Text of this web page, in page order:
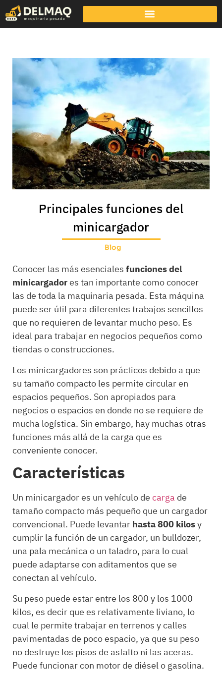
Principales funciones del
minicargador
Blog
Conocer las más esencialesfunciones del
minicargadores tan importante como conocer
las de toda la maquinaria pesada. Esta máquina
puede ser útil para diferentes trabajos sencillos
que no requieren de levantar mucho peso. Es
ideal para trabajar en negocios pequeños como
tiendas o construcciones.
Los minicargadores son prácticos debido a que
su tamaño compacto les permite circular en
espacios pequeños. Son apropiados para
negocios o espacios en donde no se requiere de
mucha logística. Sin embargo, hay muchas otras
funciones más allá de la carga que es
conveniente conocer.
Características
Un minicargador es un vehículo decarga de
tamaño compacto más pequeño que un cargador
convencional. Puede levantarhasta 800 kilosy
cumplir la función de un cargador, un bulldozer,
una pala mecánica o un taladro, para lo cual
puede adaptarse con aditamentos que se
conectan al vehículo.
Su peso puede estar entre los 800 y los 1000
kilos, es decir que es relativamente liviano, lo
cual le permite trabajar en terrenos y calles
pavimentadas de poco espacio, ya que su peso
no destruye los pisos de asfalto ni las aceras.
Puede funcionar con motor de diésel o gasolina.